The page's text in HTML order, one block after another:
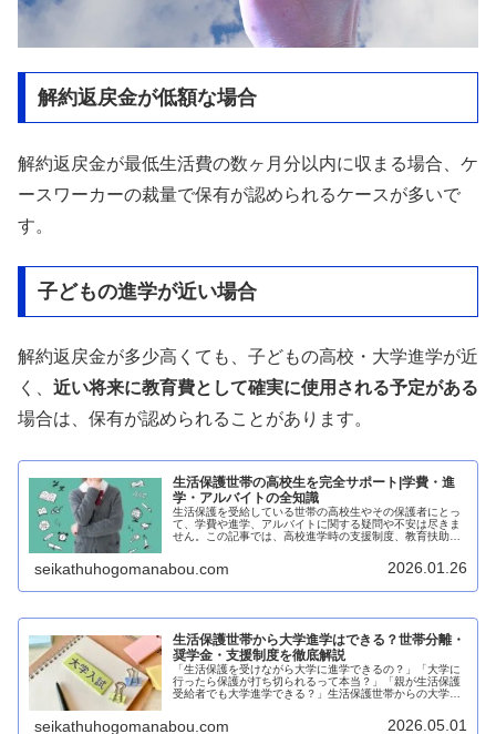
解約返戻金が低額な場合
解約返戻金が最低生活費の数ヶ月分以内に収まる場合、ケ
ースワーカーの裁量で保有が認められるケースが多いで
す。
子どもの進学が近い場合
解約返戻金が多少高くても、子どもの高校・大学進学が近
く、 近い将来に教育費として確実に使用される予定がある
場合は、保有が認められることがあります。
生活保護世帯の高校生を完全サポート|学費・進
学・アルバイトの全知識
生活保護を受給している世帯の高校生やその保護者にとっ
て、学費や進学、アルバイトに関する疑問や不安は尽きま
せん。この記事では、高校進学時の支援制度、教育扶助の
seikathuhogomanabou.com 2026.01.26
生活保護世帯から大学進学はできる？世帯分離・
奨学金・支援制度を徹底解説
「生活保護を受けながら大学に進学できるの？」「大学に
行ったら保護が打ち切られるって本当？」「親が生活保護
受給者でも大学進学できる？」生活保護世帯からの大学進
seikathuhogomanabou.com 2026.05.01